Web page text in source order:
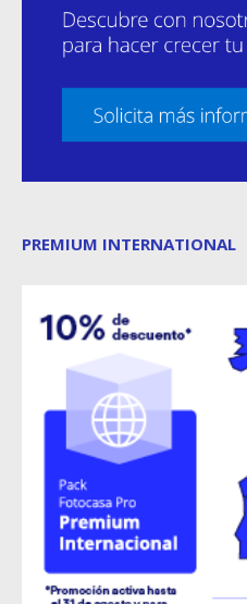
PREMIUM INTERNATIONAL